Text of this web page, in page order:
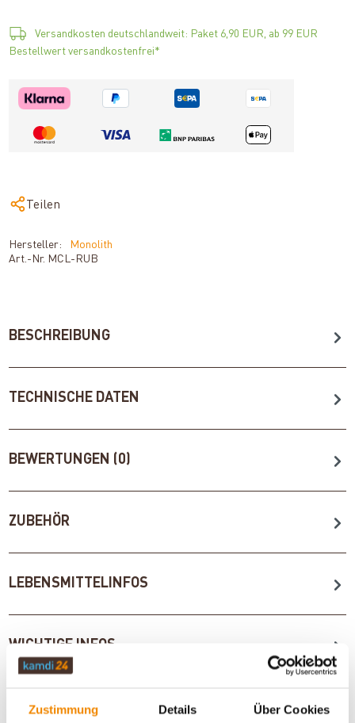
Zustimmung Details Über Cookies
Versandkosten deutschlandweit: Paket 6,90 EUR, ab 99 EUR
Bestellwert versandkostenfrei*
Teilen
Hersteller:
Monolith
Art.-Nr. MCL-RUB
BESCHREIBUNG
TECHNISCHE DATEN
BEWERTUNGEN (0)
ZUBEHÖR
LEBENSMITTELINFOS
WICHTIGE INFOS
Artikeldatenblatt drucken Frage zum Artikel